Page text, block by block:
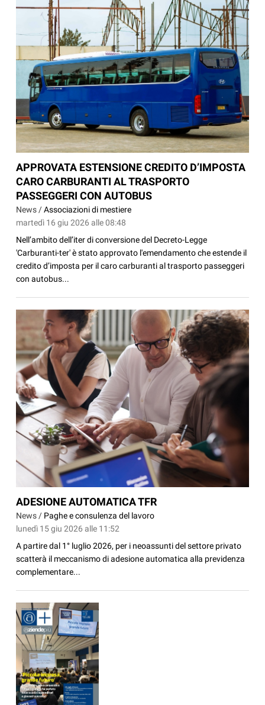
APPROVATA ESTENSIONE CREDITO D’IMPOSTA
CARO CARBURANTI AL TRASPORTO
PASSEGGERI CON AUTOBUS
News /Associazioni di mestiere
martedì 16 giu 2026 alle 08:48
Nell’ambito dell’iter di conversione del Decreto-Legge
'Carburanti-ter' è stato approvato l'emendamento che estende il
credito d’imposta per il caro carburanti al trasporto passeggeri
con autobus...
ADESIONE AUTOMATICA TFR
News / Paghe e consulenza del lavoro
lunedì 15 giu 2026 alle 11:52
A partire dal 1° luglio 2026, per i neoassunti del settore privato
scatterà il meccanismo di adesione automatica alla previdenza
complementare...